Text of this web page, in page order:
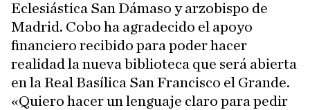
Eclesiástica San Dámaso y arzobispo de
Madrid. Cobo ha agradecido el apoyo
financiero recibido para poder hacer
realidad la nueva biblioteca que será abierta
en la Real Basílica San Francisco el Grande.
«Quiero hacer un lenguaje claro para pedir